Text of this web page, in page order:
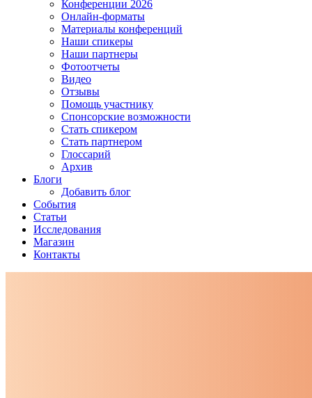
Конференции 2026
Онлайн-форматы
Материалы конференций
Наши спикеры
Наши партнеры
Фотоотчеты
Видео
Отзывы
Помощь участнику
Спонсорские возможности
Стать спикером
Стать партнером
Глоссарий
Архив
Блоги
Добавить блог
События
Статьи
Исследования
Магазин
Контакты